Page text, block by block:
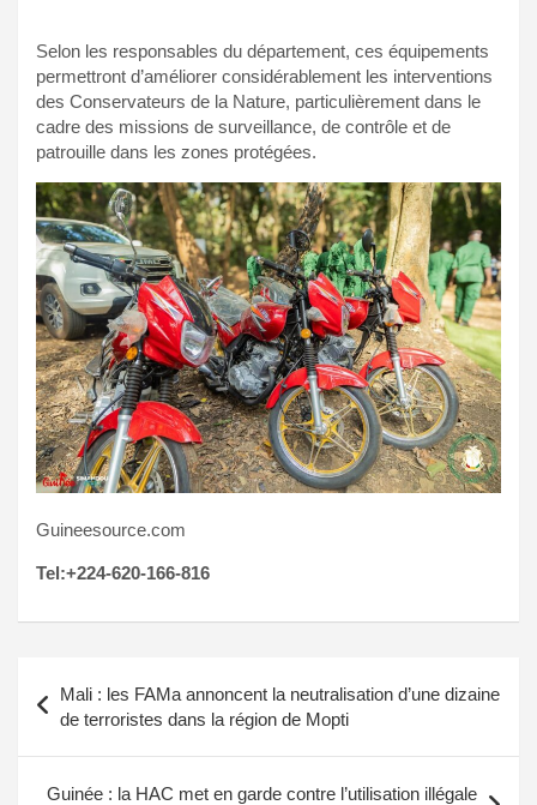
Selon les responsables du département, ces équipements
permettront d’améliorer considérablement les interventions
des Conservateurs de la Nature, particulièrement dans le
cadre des missions de surveillance, de contrôle et de
patrouille dans les zones protégées.
Guineesource.com
Tel:+224-620-166-816
de
l’article
Mali : les FAMa annoncent la neutralisation d’une dizaine
de terroristes dans la région de Mopti
Guinée : la HAC met en garde contre l’utilisation illégale